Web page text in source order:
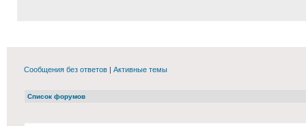
Сообщения без ответов | Активные темы
Список форумов